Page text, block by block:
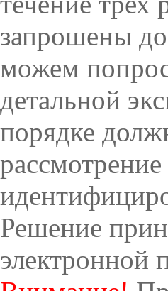
запрошены
можем
детальной
порядке
Решение
электронной